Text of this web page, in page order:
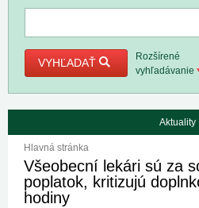
VYHĽADAŤ
Rozšírené
vyhľadávanie
Aktuality
Hlavná stránka
Všeobecní lekári sú za
poplatok, kritizujú
hodiny